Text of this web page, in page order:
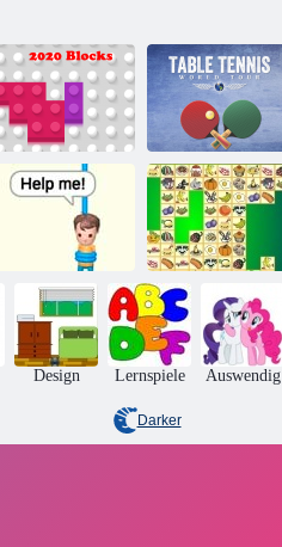
2020 Blöcke Tischtennis
Rettungsschnitt Kris Mahjong
Design Lernspiele Auswendig
Darker